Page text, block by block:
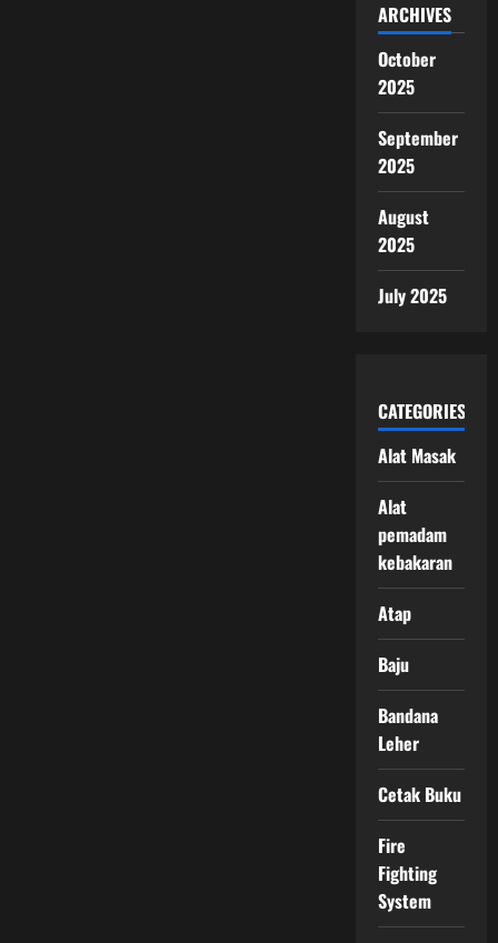
ARCHIVES
October
2025
September
2025
August
2025
July 2025
CATEGORIES
Alat Masak
Alat
pemadam
kebakaran
Atap
Baju
Bandana
Leher
Cetak Buku
Fire
Fighting
System